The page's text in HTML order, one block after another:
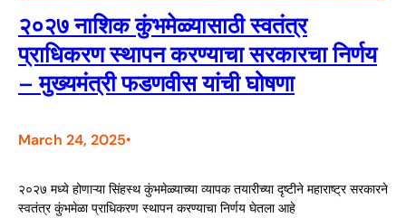
२०२७ नाशिक कुंभमेळ्यासाठी स्वतंत्र
प्राधिकरण स्थापन करण्याचा सरकारचा निर्णय
– मुख्यमंत्री फडणवीस यांची घोषणा
March 24, 2025•
२०२७ मध्ये होणाऱ्या सिंहस्थ कुंभमेळ्याच्या व्यापक तयारीच्या दृष्टीने महाराष्ट्र सरकारने
स्वतंत्र कुंभमेळा प्राधिकरण स्थापन करण्याचा निर्णय घेतला आहे